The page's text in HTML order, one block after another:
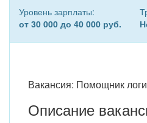
Уровень зарплаты:
от 30 000 до 40 000 руб.
Вакансия: Помощник
Описание